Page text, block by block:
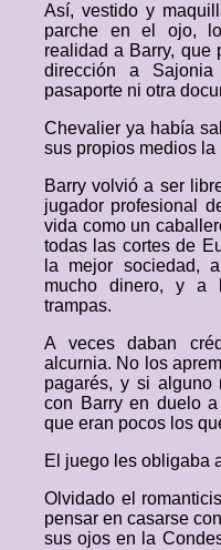
Así, vestido y
parche en el ojo,
realidad a Barry, que
dirección a
pasaporte ni otra
Chevalier ya había
sus propios medios la
Barry volvió a ser
jugador profesional
vida como un
todas las cortes de
la mejor sociedad,
mucho dinero, y a
trampas.
A veces daban
alcurnia. No los
pagarés, y si alguno
con Barry en duelo
que eran pocos los
El juego les obligaba
Olvidado el
pensar en casarse
sus ojos en la